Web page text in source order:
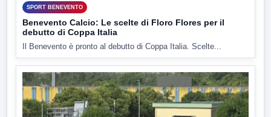
SPORT BENEVENTO
Benevento Calcio: Le scelte di Floro Flores per il
debutto di Coppa Italia
Il Benevento è pronto al debutto di Coppa Italia. Scelte...